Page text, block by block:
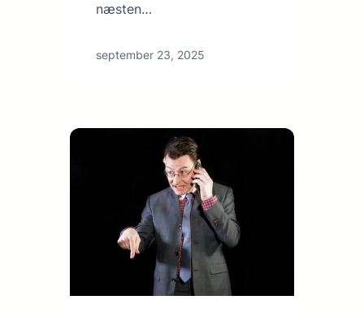
næsten…
september 23, 2025